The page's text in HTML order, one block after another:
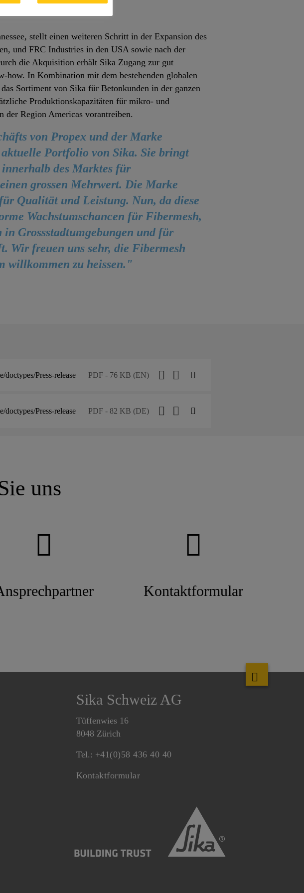
stellt einen weiteren Schritt in der Expansion des
und FRC Industries in den USA sowie nach der
die Akquisition erhält Sika Zugang zur gut
how. In Kombination mit dem bestehenden globalen
Sortiment von Sika für Betonkunden in der ganzen
Produktionskapazitäten für mikro- und
der Region Americas vorantreiben.
von Propex und der Marke
Portfolio von Sika. Sie bringt
des Marktes für
grossen Mehrwert. Die Marke
Qualität und Leistung. Nun, da diese
Wachstumschancen für Fibermesh,
Grossstadtumgebungen und für
Wir freuen uns sehr, die Fibermesh
willkommen zu heissen."
doctypes/Press-release PDF - 76 KB (EN)
doctypes/Press-release PDF - 82 KB (DE)
uns
Kontaktformular
Sika Schweiz AG
Tüffenwies 16
8048 Zürich
Tel.: +41(0)58 436 40 40
Kontaktformular